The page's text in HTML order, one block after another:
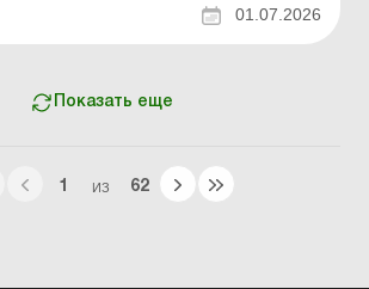
Экспертная оценка
когда не обойтись без
01.07.2026
Показать еще
1 ИЗ 62